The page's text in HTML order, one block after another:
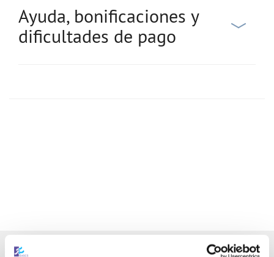
Ayuda, bonificaciones y
dificultades de pago